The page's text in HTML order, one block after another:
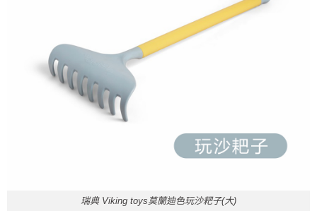
瑞典 Viking toys莫蘭迪色玩沙耙子(大)